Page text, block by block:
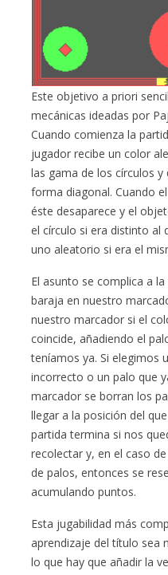
Este objetivo a priori
mecánicas ideadas por
Cuando comienza la
jugador recibe un color
las gama de los círculos
forma diagonal. Cuando
éste desaparece y el
el círculo si era distinto al
uno aleatorio si era el
El asunto se complica a
baraja en nuestro
nuestro marcador si el
coincide, añadiendo el
teníamos ya. Si elegimos
incorrecto o un palo que
marcador se borran los
llegar a la posición del
partida termina si nos
recolectar y, en el caso
de palos, entonces se
acumulando puntos.
Esta jugabilidad más
aprendizaje del título sea
lo que hay que añadir la